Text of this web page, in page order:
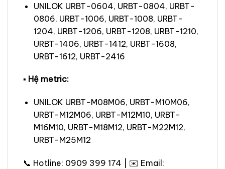
UNILOK URBT-0604, URBT-0804, URBT-
0806, URBT-1006, URBT-1008, URBT-
1204, URBT-1206, URBT-1208, URBT-1210,
URBT-1406, URBT-1412, URBT-1608,
URBT-1612, URBT-2416
▪ Hệ metric:
UNILOK URBT-M08M06, URBT-M10M06,
URBT-M12M06, URBT-M12M10, URBT-
M16M10, URBT-M18M12, URBT-M22M12,
URBT-M25M12
📞 Hotline: 0909 399 174 | ✉️ Email: